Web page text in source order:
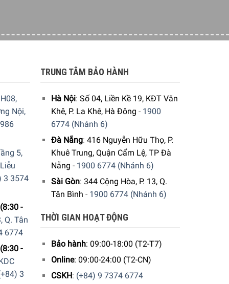
nước nhanh chóng rất thích hợp để trần,
sinh không còn là một vấn đề lớn.
Nội,
5,
3 3574
-
Q. Tân
6774
-
3
TRUNG TÂM BẢO HÀNH
Hà Nội: Số 04, Liền Kề 19, KĐT Văn
Khê, P. La Khê, Hà Đông - 1900
6774 (Nhánh 6)
Đà Nẵng: 416 Nguyễn Hữu Thọ, P.
Khuê Trung, Quận Cẩm Lệ, TP Đà
Nẵng - 1900 6774 (Nhánh 6)
Sài Gòn: 344 Cộng Hòa, P. 13, Q.
Tân Bình - 1900 6774 (Nhánh 6)
THỜI GIAN HOẠT ĐỘNG
Bảo hành: 09:00-18:00 (T2-T7)
Online: 09:00-24:00 (T2-CN)
CSKH: (+84) 9 7374 6774